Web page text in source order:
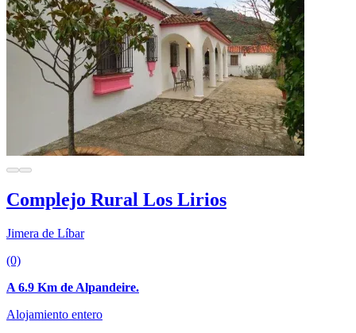
Complejo Rural Los Lirios
Jimera de Líbar
(0)
A 6.9 Km de Alpandeire.
Alojamiento entero